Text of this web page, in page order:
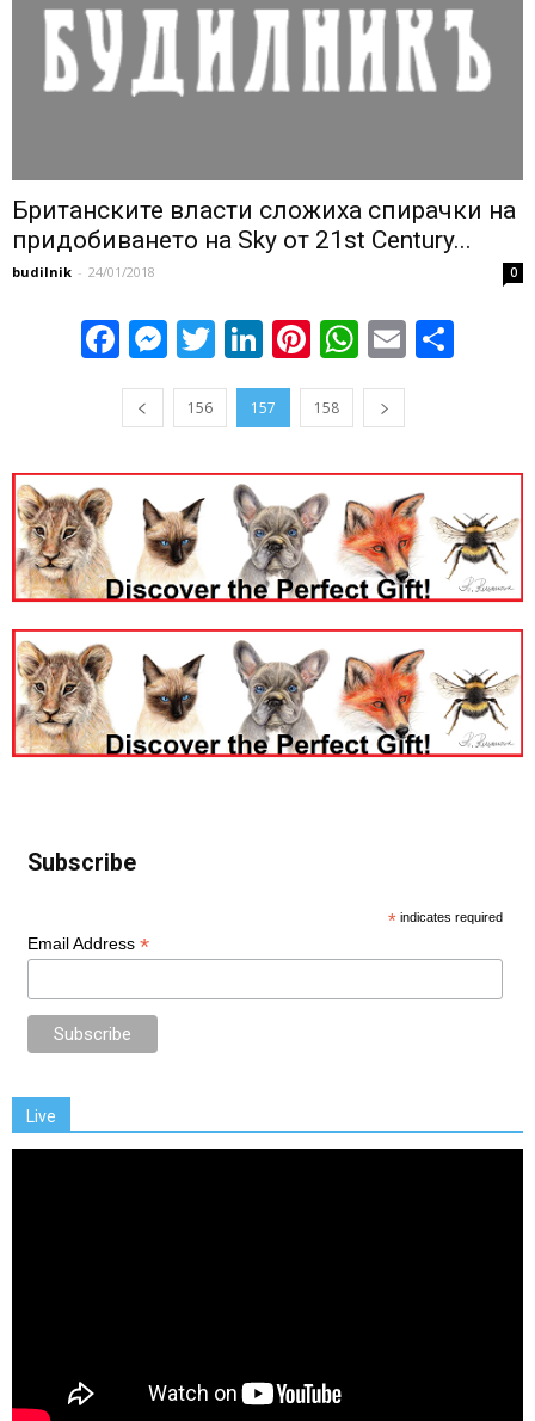
Британските власти сложиха спирачки на
придобиването на Sky от 21st Century...
budilnik - 24/01/2018 0
Facebook
Messenger
Twitter
LinkedIn
Pinterest
WhatsApp
Email
156 157 158
Subscribe
* indicates required
Email Address *
Live